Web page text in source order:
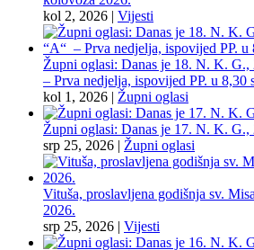
kol 2, 2026 | Vijesti
Župni oglasi: Danas je 18. N. K.
– Prva nedjelja, ispovijed PP. u 8,30
kol 1, 2026 | Župni oglasi
Župni oglasi: Danas je 17. N. K. G.,
srp 25, 2026 | Župni oglasi
Vituša, proslavljena godišnja sv.
2026.
srp 25, 2026 | Vijesti